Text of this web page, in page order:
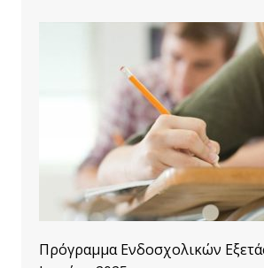
Πρόγραμμα Ενδοσχολικών